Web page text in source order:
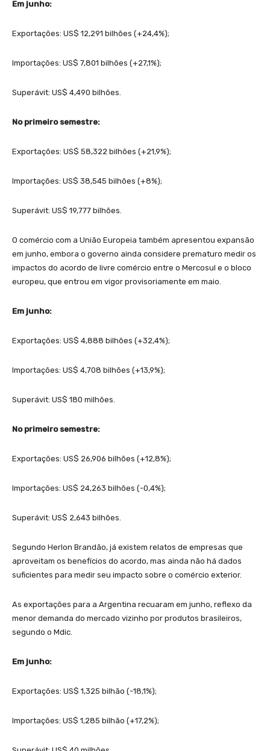
Em junho:
Exportações: US$ 12,291 bilhões (+24,4%);
Importações: US$ 7,801 bilhões (+27,1%);
Superávit: US$ 4,490 bilhões.
No primeiro semestre:
Exportações: US$ 58,322 bilhões (+21,9%);
Importações: US$ 38,545 bilhões (+8%);
Superávit: US$ 19,777 bilhões.
O comércio com a União Europeia também apresentou expansão
em junho, embora o governo ainda considere prematuro medir os
impactos do acordo de livre comércio entre o Mercosul e o bloco
europeu, que entrou em vigor provisoriamente em maio.
Em junho:
Exportações: US$ 4,888 bilhões (+32,4%);
Importações: US$ 4,708 bilhões (+13,9%);
Superávit: US$ 180 milhões.
No primeiro semestre:
Exportações: US$ 26,906 bilhões (+12,8%);
Importações: US$ 24,263 bilhões (-0,4%);
Superávit: US$ 2,643 bilhões.
Segundo Herlon Brandão, já existem relatos de empresas que
aproveitam os benefícios do acordo, mas ainda não há dados
suficientes para medir seu impacto sobre o comércio exterior.
As exportações para a Argentina recuaram em junho, reflexo da
menor demanda do mercado vizinho por produtos brasileiros,
segundo o Mdic.
Em junho:
Exportações: US$ 1,325 bilhão (-18,1%);
Importações: US$ 1,285 bilhão (+17,2%);